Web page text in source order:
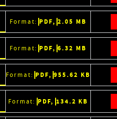
Format: PDF, 2.05 MB
Format: PDF, 6.32 MB
Format: PDF, 955.62 KB
Format: PDF, 134.2 KB